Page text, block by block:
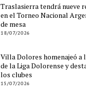
Traslasierra tendrá nueve
en el Torneo Nacional
de mesa
18/07/2026
Villa Dolores homenajeó a
de la Liga Dolorense y
los clubes
15/07/2026